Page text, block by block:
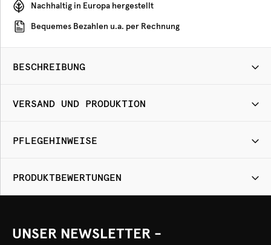
Nachhaltig in Europa hergestellt
Bequemes Bezahlen u.a. per Rechnung
BESCHREIBUNG
VERSAND UND PRODUKTION
PFLEGEHINWEISE
PRODUKTBEWERTUNGEN
UNSER NEWSLETTER -